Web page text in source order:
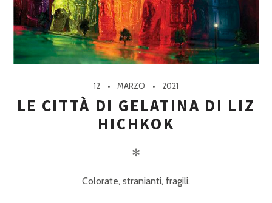
12 MARZO 2021
LE CITTÀ DI GELATINA DI LIZ
HICHKOK
✻
Colorate, stranianti, fragili.